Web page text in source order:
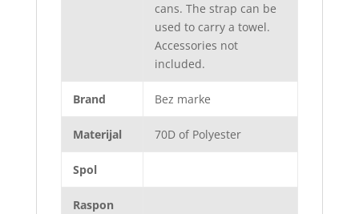
cans. The strap can be
used to carry a towel.
Accessories not
included.
Brand Bez marke
Materijal 70D of Polyester
Spol
Raspon